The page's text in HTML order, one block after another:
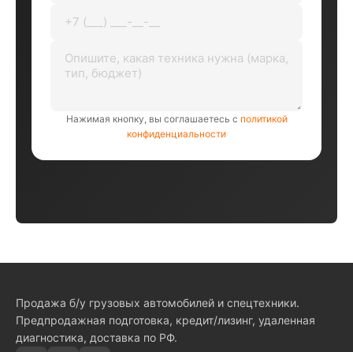
Нажимая кнопку, вы соглашаетесь с политикой
конфиденциальности
Продажа б/у грузовых автомобилей и спецтехники.
Предпродажная подготовка, кредит/лизинг, удаленная
диагностика, доставка по РФ.